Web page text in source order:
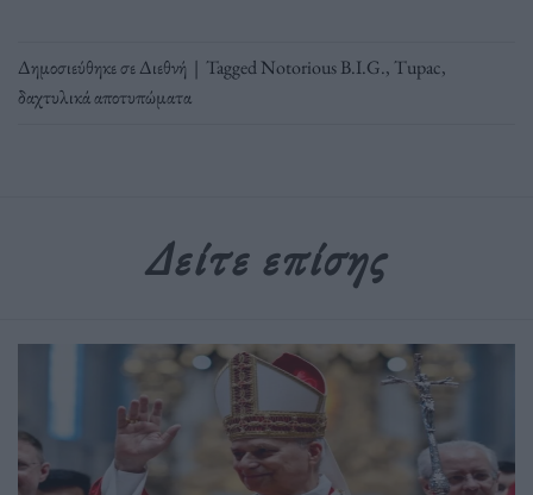
Δημοσιεύθηκε σεΔιεθνή | TaggedNotorious B.I.G., Tupac,
δαχτυλικά αποτυπώματα
Δείτε επίσης